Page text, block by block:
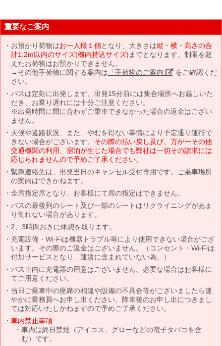
重要なご案内
お預かり荷物はお一人様１個となり、大きさは縦・横・高さの合
計1.2m以内のサイズ(機内持込サイズ) までとなります。制限を超
えたお荷物はお預かりできません。
→その他手荷物に関する案内は 「手荷物のご案内」 をご確認くだ
さい。
バスは定刻に出発します。出発15分前には集合場所へお越しいた
だき、お乗り遅れには十分ご注意ください。
※出発時間に間に合わずご乗車できなかった場合の返金はござい
ません。
天候や道路状況、また、やむを得ない事情により予定通り運行で
きない場合がございます。 その際の払い戻し及び、万が一その他
交通機関の利用、宿泊が生じた場合でも弊社は一切その請求には
応じられませんので予めご了承ください。
緊急連絡先は、出発当日のキャンセル受付専用です。ご乗車場所
の案内はできかねます。
全席指定席となり、お客様にて席の指定はできません。
バスの最後列のシート及び一部のシートはリクライニングがあま
り倒れない場合があります。
2、3時間おきに休憩を取ります。
充電設備・Wi-Fiは機器トラブル等により使用できない場合がござ
います。その際のご返金はございません。（コンセント・Wi-Fiは
付加サービスとなり、運賃に含まれていない為。）
バス車内に充電器の用意はございません。必要な場合はお客様に
てご用意ください。
当日ご乗車中の座席の相違や設備の不具合等がございましたら速
やかに乗務員へお申し出ください。降車後のお申し出につきまし
ては対応いたしかねますので予めご了承ください。
車内禁止事項
車内は終日禁煙（アイコス、グローなどの電子タバコを含
む）です。